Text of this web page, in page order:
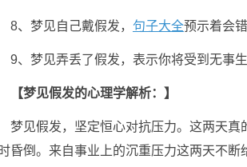
8、梦见自己戴假发， 句子大全预示着会
9、梦见弄丢了假发，表示你将受到无事
【梦见假发的心理学解析：】
梦见假发，坚定恒心对抗压力。这两天
昏倒。来自事业上的沉重压力这两天不